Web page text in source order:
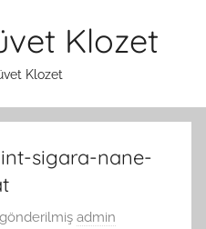
Klozet
Klozet
sigara-nane-
admin